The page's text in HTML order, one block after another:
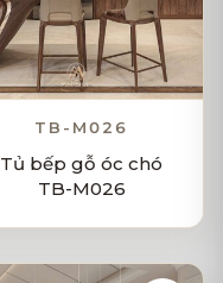
TB-M026
Tủ bếp gỗ óc chó
TB-M026